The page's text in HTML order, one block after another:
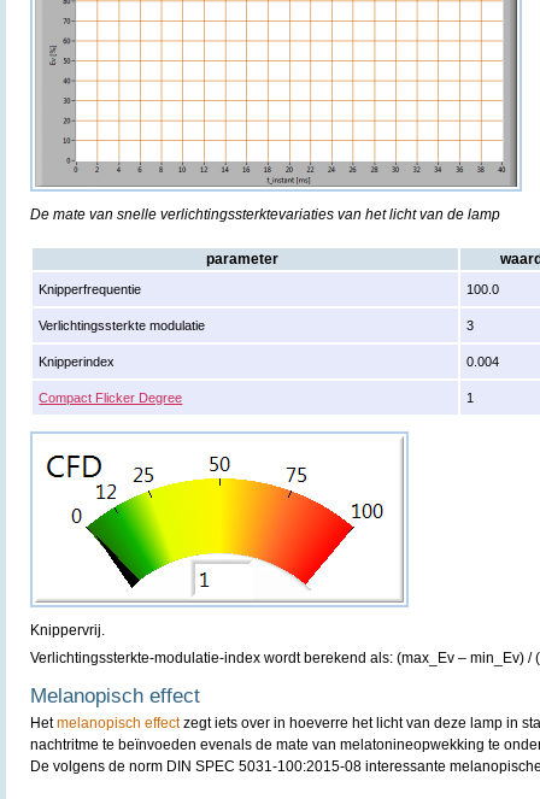
De mate van snelle verlichtingssterktevariaties van het licht van de lamp
parameter
Knipperfrequentie 100.0
Verlichtingssterkte modulatie 3
Knipperindex 0.004
Compact Flicker Degree 1
Knippervrij.
Verlichtingssterkte-modulatie-index wordt berekend als: (max_Ev – min_Ev) /
Melanopisch effect
Hetmelanopisch effectzegt iets over in hoeverre het licht van deze lamp in
nachtritme te beïnvoeden evenals de mate van melatonineopwekking te
De volgens de norm DIN SPEC 5031-100:2015-08 interessante